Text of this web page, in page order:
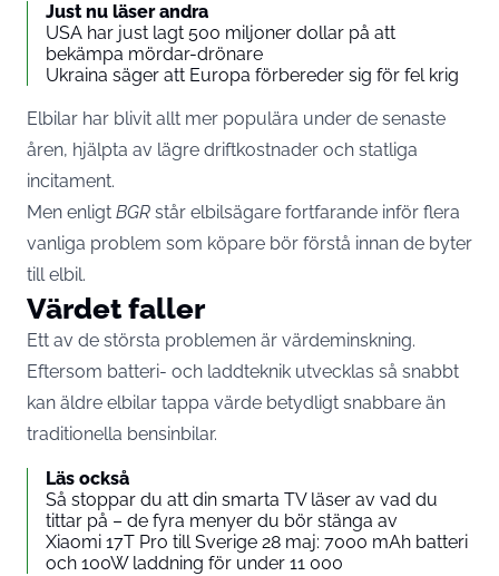
Just nu läser andra
USA har just lagt 500 miljoner dollar på att
bekämpa mördar-drönare
Ukraina säger att Europa förbereder sig för fel krig
Elbilar har blivit allt mer populära under de senaste
åren, hjälpta av lägre driftkostnader och statliga
incitament.
Men enligt BGR står elbilsägare fortfarande inför flera
vanliga problem som köpare bör förstå innan de byter
till elbil.
Värdet faller
Ett av de största problemen är värdeminskning.
Eftersom batteri- och laddteknik utvecklas så snabbt
kan äldre elbilar tappa värde betydligt snabbare än
traditionella bensinbilar.
Läs också
Så stoppar du att din smarta TV läser av vad du
tittar på – de fyra menyer du bör stänga av
Xiaomi 17T Pro till Sverige 28 maj: 7000 mAh batteri
och 100W laddning för under 11 000